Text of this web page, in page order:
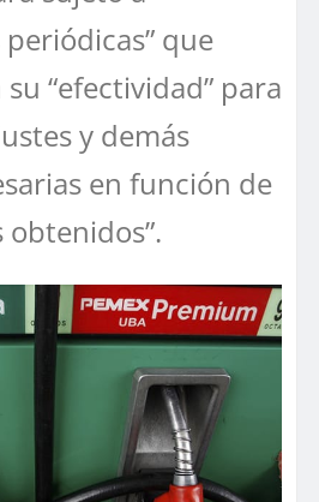
que
“efectividad” para
y demás
en función de